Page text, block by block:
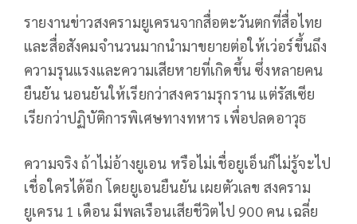
รายงานข่าวสงครามยูเครนจากสื่อตะวันตกที่สื่อไทย
และสื่อสังคมจำนวนมากนำมาขยายต่อให้เว่อร์ขึ้นถึง
ความรุนแรงและความเสียหายที่เกิดขึ้น ซึ่งหลายคน
ยืนยัน นอนยันให้เรียกว่าสงครามรุกราน แต่รัสเซีย
เรียกว่าปฏิบัติการพิเศษทางทหาร เพื่อปลดอาวุธ
ความจริง ถ้าไม่อ้างยูเอน หรือไม่เชื่อยูเอ็นก็ไม่รู้จะไป
เชื่อใครได้อีก โดยยูเอนยืนยัน เผยตัวเลข สงคราม
ยูเครน 1 เดือน มีพลเรือนเสียชีวิตไป 900 คน เฉลี่ย